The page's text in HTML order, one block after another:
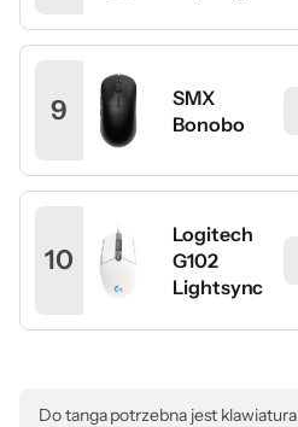
9
SMX
Bonobo
10
Logitech
G102
Lightsync
Do tanga potrzebna jest klawiatura